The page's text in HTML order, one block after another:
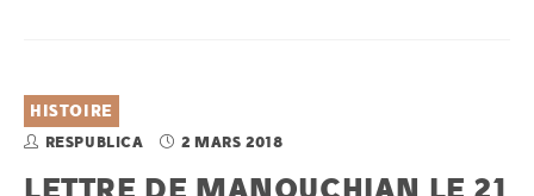
HISTOIRE
RESPUBLICA 2 MARS 2018